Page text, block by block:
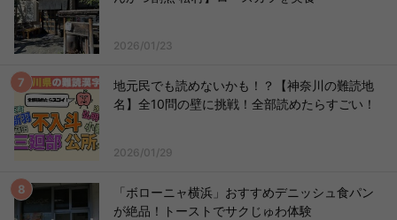
2026/01/23
地元民でも読めないかも！？【神奈川の難読地
名】全10問の壁に挑戦！全部読めたらすごい！
2026/01/29
「ボローニャ横浜」おすすめデニッシュ食パン
が絶品！トーストでサクじゅわ体験